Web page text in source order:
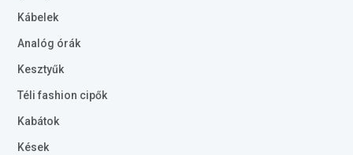
Kábelek
Analóg órák
Kesztyűk
Téli fashion cipők
Kabátok
Kések